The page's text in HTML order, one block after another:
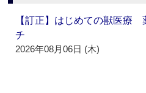
【訂正】はじめての獣医療
チ
2026年08月06日 (木)